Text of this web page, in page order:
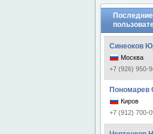
Синеоков
Москва
+7 (926) 950-
Пономарев
Киров
+7 (912) 700-